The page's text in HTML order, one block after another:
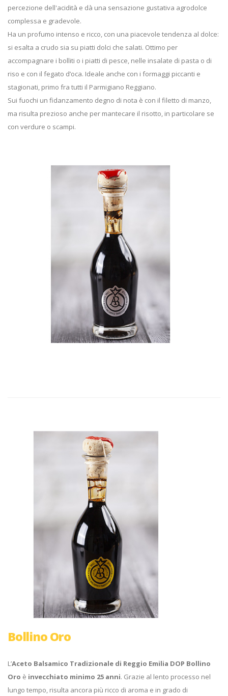
percezione dell'acidità e dà una sensazione gustativa agrodolce
complessa e gradevole.
Ha un profumo intenso e ricco, con una piacevole tendenza al dolce:
si esalta a crudo sia su piatti dolci che salati. Ottimo per
accompagnare i bolliti o i piatti di pesce, nelle insalate di pasta o di
riso e con il fegato d’oca. Ideale anche con i formaggi piccanti e
stagionati, primo fra tutti il Parmigiano Reggiano.
Sui fuochi un fidanzamento degno di nota è con il filetto di manzo,
ma risulta prezioso anche per mantecare il risotto, in particolare se
con verdure o scampi.
Bollino Oro
L’Aceto Balsamico Tradizionale di Reggio Emilia DOP Bollino
Oro è invecchiato minimo 25 anni. Grazie al lento processo nel
lungo tempo, risulta ancora più ricco di aroma e in grado di